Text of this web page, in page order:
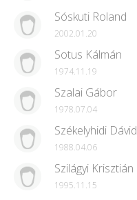
Sóskuti Roland
2002.01.20
Sotus Kálmán
1974.11.19
Szalai Gábor
1978.07.04
Székelyhidi Dávid
1988.04.06
Szilágyi Krisztián
1995.11.15